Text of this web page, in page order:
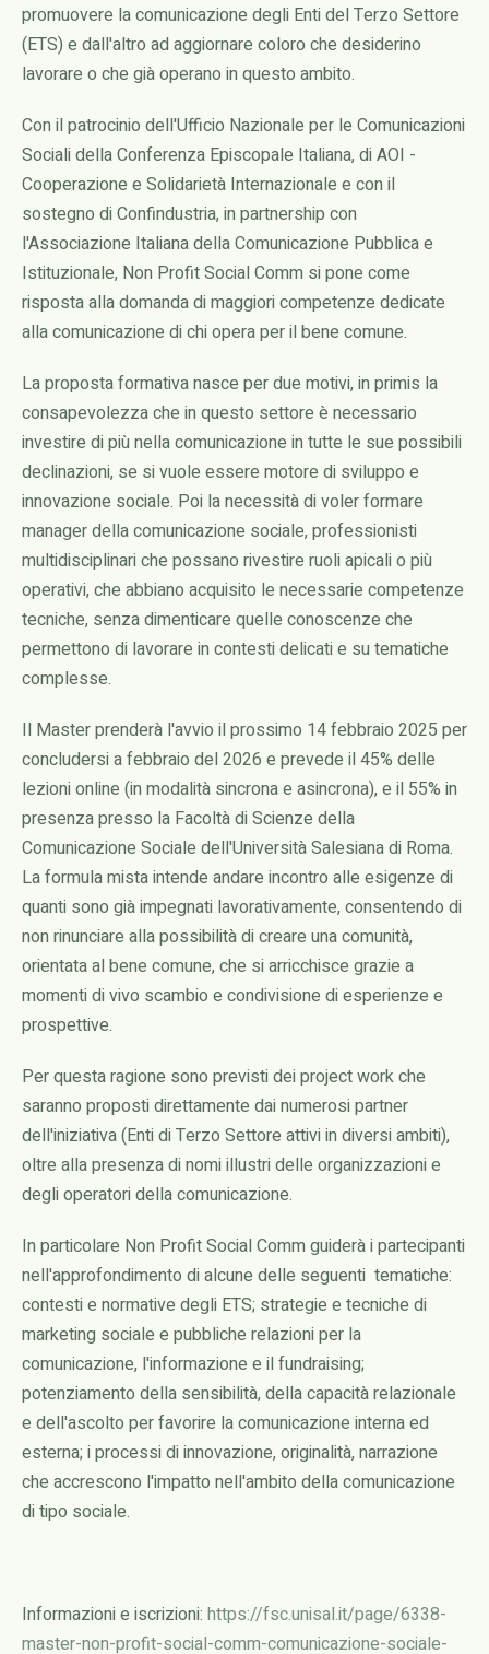
promuovere la comunicazione degli Enti del Terzo Settore
(ETS) e dall'altro ad aggiornare coloro che desiderino
lavorare o che già operano in questo ambito.
Con il patrocinio dell'Ufficio Nazionale per le Comunicazioni
Sociali della Conferenza Episcopale Italiana, di AOI -
Cooperazione e Solidarietà Internazionale e con il
sostegno di Confindustria, in partnership con
l'Associazione Italiana della Comunicazione Pubblica e
Istituzionale, Non Profit Social Comm si pone come
risposta alla domanda di maggiori competenze dedicate
alla comunicazione di chi opera per il bene comune.
La proposta formativa nasce per due motivi, in primis la
consapevolezza che in questo settore è necessario
investire di più nella comunicazione in tutte le sue possibili
declinazioni, se si vuole essere motore di sviluppo e
innovazione sociale. Poi la necessità di voler formare
manager della comunicazione sociale, professionisti
multidisciplinari che possano rivestire ruoli apicali o più
operativi, che abbiano acquisito le necessarie competenze
tecniche, senza dimenticare quelle conoscenze che
permettono di lavorare in contesti delicati e su tematiche
complesse.
Il Master prenderà l'avvio il prossimo 14 febbraio 2025 per
concludersi a febbraio del 2026 e prevede il 45% delle
lezioni online (in modalità sincrona e asincrona), e il 55% in
presenza presso la Facoltà di Scienze della
Comunicazione Sociale dell'Università Salesiana di Roma.
La formula mista intende andare incontro alle esigenze di
quanti sono già impegnati lavorativamente, consentendo di
non rinunciare alla possibilità di creare una comunità,
orientata al bene comune, che si arricchisce grazie a
momenti di vivo scambio e condivisione di esperienze e
prospettive.
Per questa ragione sono previsti dei project work che
saranno proposti direttamente dai numerosi partner
dell'iniziativa (Enti di Terzo Settore attivi in diversi ambiti),
oltre alla presenza di nomi illustri delle organizzazioni e
degli operatori della comunicazione.
In particolare Non Profit Social Comm guiderà i partecipanti
nell'approfondimento di alcune delle seguenti tematiche:
contesti e normative degli ETS; strategie e tecniche di
marketing sociale e pubbliche relazioni per la
comunicazione, l'informazione e il fundraising;
potenziamento della sensibilità, della capacità relazionale
e dell'ascolto per favorire la comunicazione interna ed
esterna; i processi di innovazione, originalità, narrazione
che accrescono l'impatto nell'ambito della comunicazione
di tipo sociale.
Informazioni e iscrizioni: https://fsc.unisal.it/page/6338-
master-non-profit-social-comm-comunicazione-sociale-